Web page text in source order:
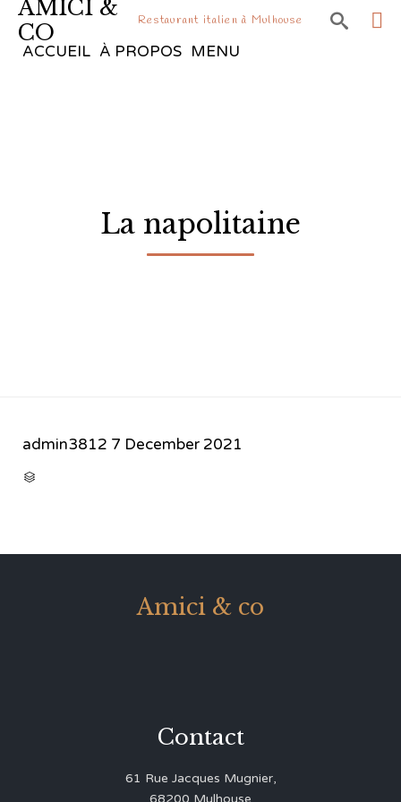
AMICI &
CO
Restaurant italien à Mulhouse 
ACCUEIL À PROPOS MENU
La napolitaine
admin3812 7 December 2021

Amici & co
Contact
61 Rue Jacques Mugnier,